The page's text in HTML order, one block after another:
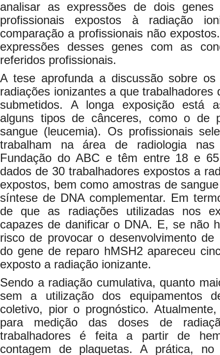
analisar as expressões de dois
profissionais expostos à radiação
comparação a profissionais não
expressões desses genes com as
referidos profissionais.
A tese aprofunda a discussão sobre
radiações ionizantes a que trabalhadores
submetidos. A longa exposição está
alguns tipos de cânceres, como o de
sangue (leucemia). Os profissionais
trabalham na área de radiologia nas
Fundação do ABC e têm entre 18 e
dados de 30 trabalhadores expostos a
expostos, bem como amostras de
síntese de DNA complementar. Em
de que as radiações utilizadas nos
capazes de danificar o DNA. E, se não
risco de provocar o desenvolvimento de
do gene de reparo hMSH2 apareceu
exposto a radiação ionizante.
Sendo a radiação cumulativa, quanto
sem a utilização dos equipamentos
coletivo, pior o prognóstico.
para medição das doses de
trabalhadores é feita a partir de
contagem de plaquetas. A prática, no